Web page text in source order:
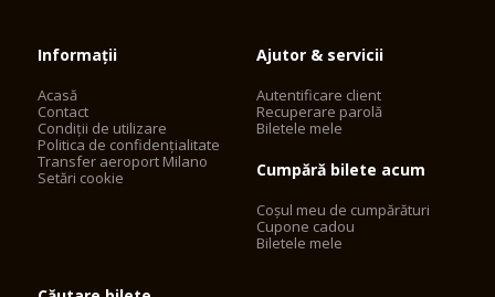
Informații
Acasă
Contact
Condiții de utilizare
Politica de confidențialitate
Transfer aeroport Milano
Setări cookie
Ajutor & servicii
Autentificare client
Recuperare parolă
Biletele mele
Cumpără bilete acum
Coșul meu de cumpărături
Cupone cadou
Biletele mele